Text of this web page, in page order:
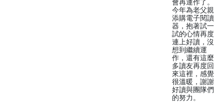
會再運作了。
今年為老父親
添購電子閱讀
器，抱著試一
試的心情再度
連上好讀，沒
想到繼續運
作，還有這麼
多讀友再度回
來這裡，感覺
很溫暖，謝謝
好讀與團隊們
的努力。